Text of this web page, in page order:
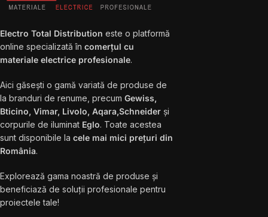
Electro Total Distribution este o platformă
online specializată în comerțul cu
materiale electrice profesionale.
Aici găsești o gamă variată de produse de
la branduri de renume, precum Gewiss,
Bticino, Vimar, Livolo, Aqara,Schneider și
corpurile de iluminat Eglo. Toate acestea
sunt disponibile la cele mai mici prețuri din
România.
Explorează gama noastră de produse și
beneficiază de soluții profesionale pentru
proiectele tale!